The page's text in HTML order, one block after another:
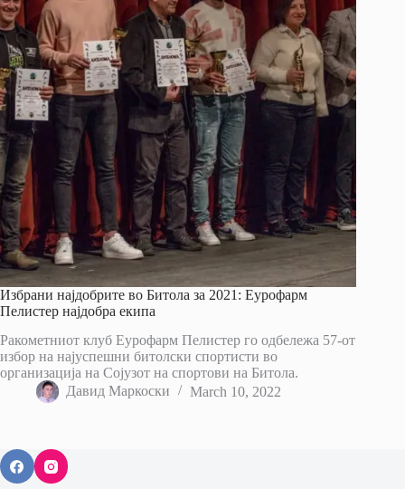
Избрани најдобрите во Битола за 2021: Еурофарм
Пелистер најдобра екипа
Ракометниот клуб Еурофарм Пелистер го одбележа 57-от
избор на најуспешни битолски спортисти во
организација на Сојузот на спортови на Битола.
Давид Маркоски
March 10, 2022